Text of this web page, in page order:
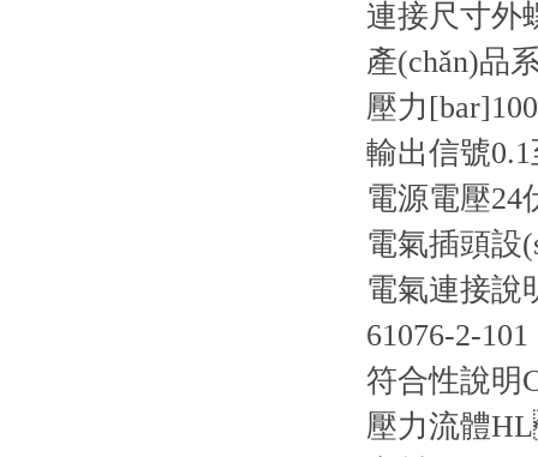
連接尺寸外
產(chǎn)品
壓力[bar]100
輸出信號
電源電壓24
電氣插頭設
電氣連接說
61076-2-101
符合性說明
壓力流體